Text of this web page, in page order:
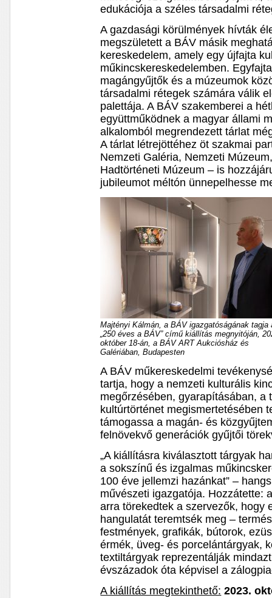
edukációja a széles társadalmi
A gazdasági körülmények hívták
megszületett a BÁV másik
kereskedelem, amely egy újfajta
műkincskereskedelemben.
magángyűjtők és a múzeumok
társadalmi rétegek számára válik
palettája. A BÁV szakemberei a
együttműködnek a magyar állami
alkalomból megrendezett tárlat
A tárlat létrejöttéhez öt szakmai
Nemzeti Galéria, Nemzeti
Hadtörténeti Múzeum – is
jubileumot méltón ünnepelhesse
Majtényi Kálmán, a BÁV igazgatóságának tagja
„250 éves a BÁV” című kiállítás megnyitóján,
október 18-án, a BÁV ART Aukciósház és
Galériában, Budapesten
A BÁV műkereskedelmi
tartja, hogy a nemzeti kulturális
megőrzésében, gyarapításában, a
kultúrtörténet megismertetésében
támogassa a magán- és
felnövekvő generációk gyűjtői
„A kiállításra kiválasztott tárgyak
a sokszínű és izgalmas
100 éve jellemzi hazánkat” –
művészeti igazgatója. Hozzátette:
arra törekedtek a szervezők, hogy
hangulatát teremtsék meg –
festmények, grafikák, bútorok,
érmék, üveg- és porcelántárgyak,
textiltárgyak reprezentálják
évszázadok óta képvisel a
A kiállítás megtekinthető: 2023.